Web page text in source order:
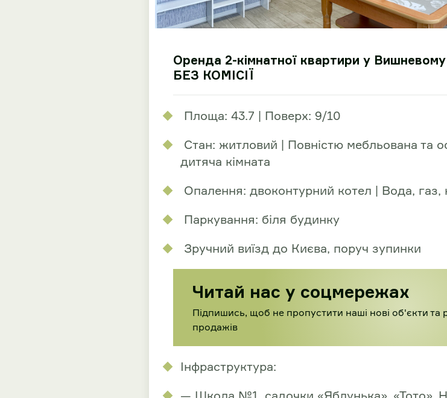
Оренда 2-кімнатної квартири у
БЕЗ КОМІСІЇ
Площа: 43.7 | Поверх: 9/10
Стан: житловий | Повністю мебльована та
дитяча кімната
Опалення: двоконтурний котел | Вода, газ,
Паркування: біля будинку
Зручний виїзд до Києва, поруч зупинки
Читай нас у соцмережах
Підпишись, щоб не пропустити наші нові об'єкти та
продажів
Інфраструктура: